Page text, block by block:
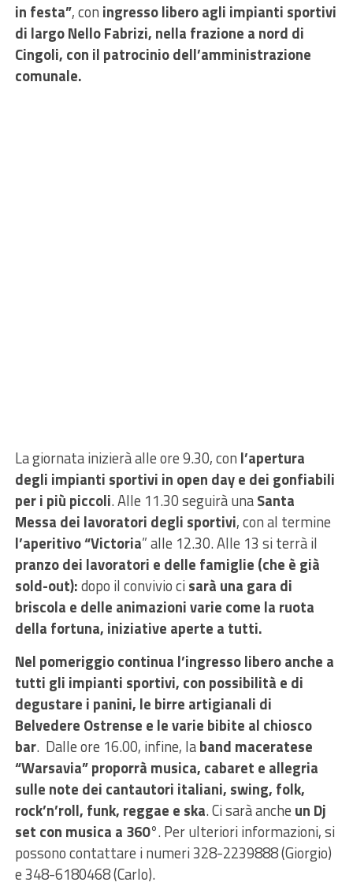
in festa”, con ingresso libero agli impianti sportivi
di largo Nello Fabrizi, nella frazione a nord di
Cingoli, con il patrocinio dell’amministrazione
comunale.
La giornata inizierà alle ore 9.30, con l’apertura
degli impianti sportivi in open day e dei gonfiabili
per i più piccoli. Alle 11.30 seguirà unaSanta
Messa dei lavoratori degli sportivi, con al termine
l’aperitivo “Victoria” alle 12.30. Alle 13 si terrà il
pranzo dei lavoratori e delle famiglie (che è già
sold-out):dopo il convivio cisarà una gara di
briscola e delle animazioni varie come la ruota
della fortuna, iniziative aperte a tutti.
Nel pomeriggio continua l’ingresso libero anche a
tutti gli impianti sportivi, con possibilità e di
degustare i panini, le birre artigianali di
Belvedere Ostrense e le varie bibite al chiosco
bar. Dalle ore 16.00, infine, laband maceratese
“Warsavia” proporrà musica, cabaret e allegria
sulle note dei cantautori italiani, swing, folk,
rock’n’roll, funk, reggae e ska. Ci sarà anche un Dj
set con musica a 360°. Per ulteriori informazioni, si
possono contattare i numeri 328-2239888 (Giorgio)
e 348-6180468 (Carlo).